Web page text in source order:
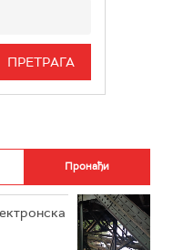
БЕОГРАД 3
РОКЕНРОЛЕР